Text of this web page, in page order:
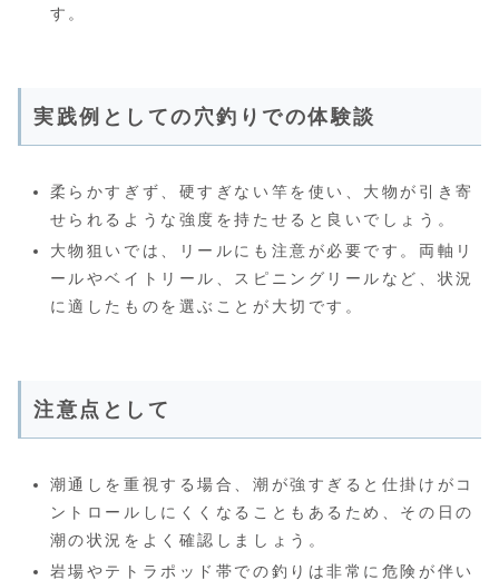
す。
実践例としての穴釣りでの体験談
柔らかすぎず、硬すぎない竿を使い、大物が引き寄
せられるような強度を持たせると良いでしょう。
大物狙いでは、リールにも注意が必要です。両軸リ
ールやベイトリール、スピニングリールなど、状況
に適したものを選ぶことが大切です。
注意点として
潮通しを重視する場合、潮が強すぎると仕掛けがコ
ントロールしにくくなることもあるため、その日の
潮の状況をよく確認しましょう。
岩場やテトラポッド帯での釣りは非常に危険が伴い